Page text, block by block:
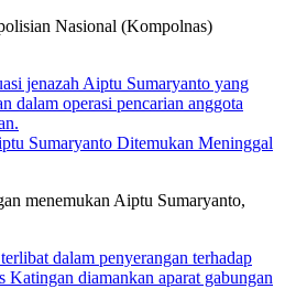
Nasional (Kompolnas)
Sumaryanto Ditemukan Meninggal
menemukan Aiptu Sumaryanto,